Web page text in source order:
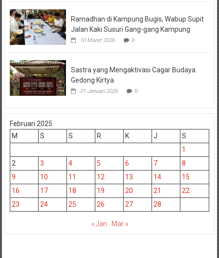
Ramadhan di Kampung Bugis, Wabup Supit
Jalan Kaki Susuri Gang-gang Kampung
10 Maret 2026 0
Sastra yang Mengaktivasi Cagar Budaya
Gedong Kirtya
31 Januari 2026 0
Februari 2025
M
S S R K J
S
1
2
3 4 5 6 7
8
9
10 11 12 13 14
15
16
17 18 19 20 21
22
23
24 25 26 27 28
« Jan Mar »